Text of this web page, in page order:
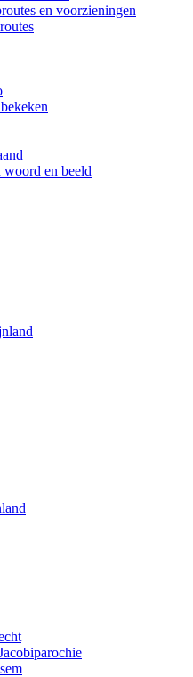
en voorzieningen
en beeld